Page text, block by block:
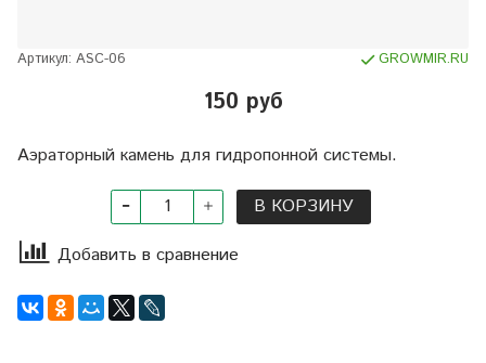
Артикул: ASC-06 GROWMIR.RU
150 руб
Аэраторный камень для гидропонной системы.
В КОРЗИНУ
Добавить в сравнение